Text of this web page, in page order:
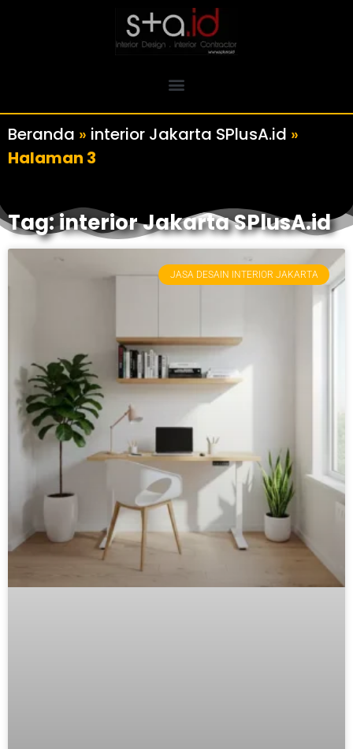
Beranda » interior Jakarta SPlusA.id »
Halaman 3
Tag: interior Jakarta SPlusA.id
JASA DESAIN INTERIOR JAKARTA